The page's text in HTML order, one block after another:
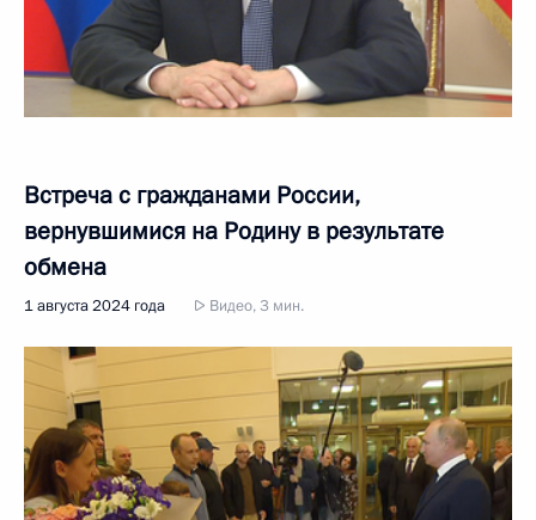
Встреча с гражданами России,
вернувшимися на Родину в результате
обмена
1 августа 2024 года Видео, 3 мин.